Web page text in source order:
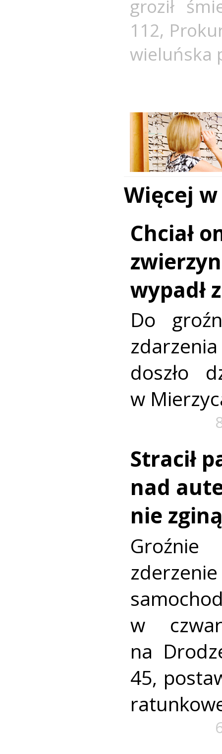
groził
112,
wieluńska
Więcej
Chciał
wypadł
Do
doszło
w
Stracił
nad
nie
w
na
45,